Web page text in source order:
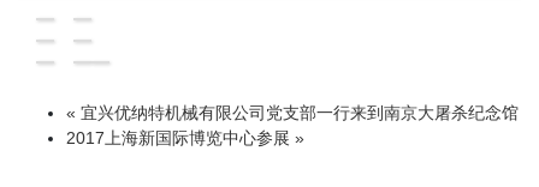
« 宜兴优纳特机械有限公司党支部一行来到南京大屠杀纪念馆
2017上海新国际博览中心参展 »